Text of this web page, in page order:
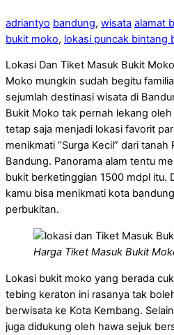
adriantyo bandung, wisata alamat
bukit moko, lokasi puncak bintang
Lokasi Dan Tiket Masuk Bukit
Moko mungkin sudah begitu
sejumlah destinasi wisata di
Bukit Moko tak pernah lekang
tetap saja menjadi lokasi favorit
menikmati “Surga Kecil” dari
Bandung. Panorama alam tentu
bukit berketinggian 1500 mdpl itu.
kamu bisa menikmati kota
perbukitan.
Harga Tiket Masuk Bukit
Lokasi bukit moko yang berada
tebing keraton ini rasanya tak
berwisata ke Kota Kembang.
juga didukung oleh hawa sejuk